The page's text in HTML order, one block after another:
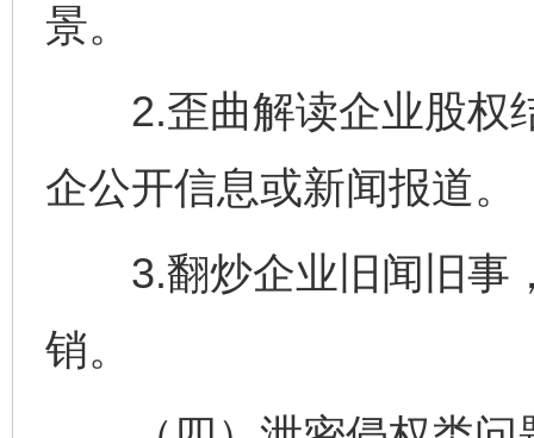
景。
2.歪曲解读企业股权
企公开信息或新闻报道。
3.翻炒企业旧闻旧事
销。